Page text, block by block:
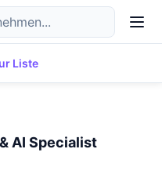
Liste
AI Specialist